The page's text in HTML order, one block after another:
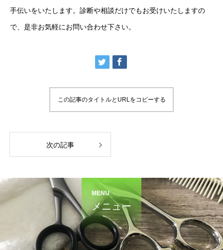
手伝いをいたします。診断や相談だけでもお受けいたしますの
で、是非お気軽にお問い合わせ下さい。
この記事のタイトルとURLをコピーする
次の記事
MENU
メニュー